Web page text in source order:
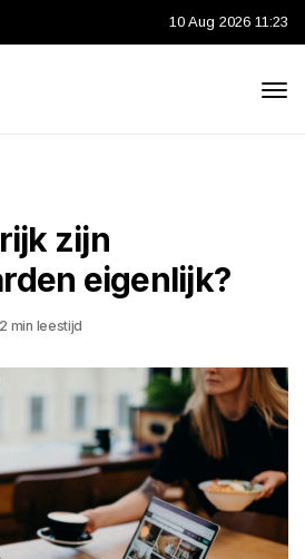
10 Aug 2026 11:23
zijn
eigenlijk?
2 min leestijd